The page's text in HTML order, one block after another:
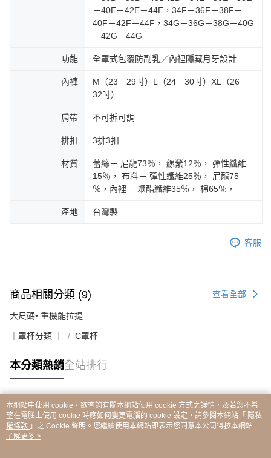
－40E－42E－44E，34F－36F－38F－
40F－42F－44F，34G－36G－38G－40G
－42G－44G
功能 全罩式包覆防副乳／內裡隱藏月牙設計
內褲
M（23－29吋）L（24－30吋）XL（26－
32吋）
肩帶 不可拆可調
排扣 3排3扣
材質
蕾絲－ 尼龍73％， 縲縈12％， 彈性纖維
15％， 布料－ 彈性纖維25％， 尼龍75
％，內裡－ 聚酯纖維35％， 棉65％，
產地 台灣製
客服
商品相關分類 (9) 查看全部
大尺碼• 重機能拉提
｜罩杯分類 ｜ C罩杯
本分類熱銷全站排行
熱門標籤
本網站中使用 cookie，欲查詢有關本網站使用 cookie 方式之詳情，及若您不希
望在電腦上使用 cookie 時應如何變更電腦的 cookie 設定，請參閱本網站「 隱私
權條款 」之 Cookie 聲明。您繼續使用本網站即表示您同意本公司得按本網站使
用條款之 Cookie 聲明使用 cookie。
了解更多 >